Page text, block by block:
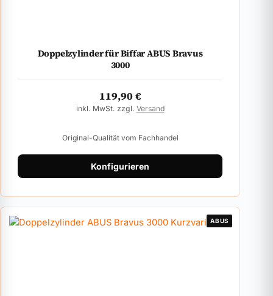
Doppelzylinder für Biffar ABUS Bravus
3000
119,90€
inkl. MwSt. zzgl. Versand
Original-Qualität vom Fachhandel
Konfigurieren
ABUS